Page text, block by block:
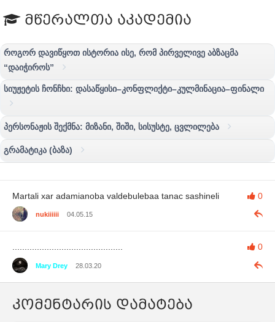
მწერალთა აკადემია
როგორ დავიწყოთ ისტორია ისე, რომ პირველივე აბზაცმა
“დაიჭიროს”
სიუჟეტის ჩონჩხი: დასაწყისი–კონფლიქტი–კულმინაცია–ფინალი
პერსონაჟის შექმნა: მიზანი, შიში, სისუსტე, ცვლილება
გრამატიკა (ბაზა)
0
Martali xar adamianoba valdebulebaa tanac sashineli
nukiiiiii 04.05.15
0
.............................................
Mary Drey 28.03.20
კომენტარის დამატება